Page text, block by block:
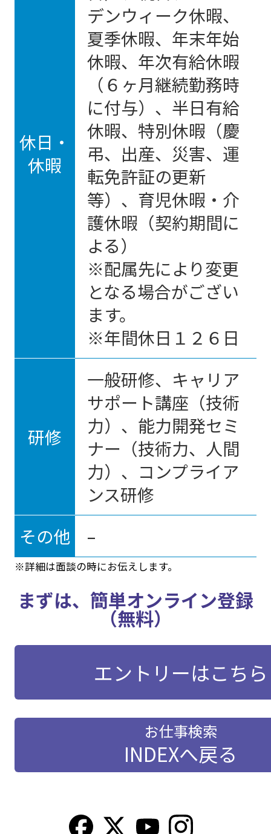
休日・
休暇
デンウィーク休暇、
夏季休暇、年末年始
休暇、年次有給休暇
（６ヶ月継続勤務時
に付与）、半日有給
休暇、特別休暇（慶
弔、出産、災害、運
転免許証の更新
等）、育児休暇・介
護休暇（契約期間に
よる）
※配属先により変更
となる場合がござい
ます。
※年間休日１２６日
研修
一般研修、キャリア
サポート講座（技術
力）、能力開発セミ
ナー（技術力、人間
力）、コンプライア
ンス研修
その他
–
※詳細は面談の時にお伝えします。
まずは、簡単オンライン登録
（無料）
エントリーはこちら
お仕事検索
INDEXへ戻る